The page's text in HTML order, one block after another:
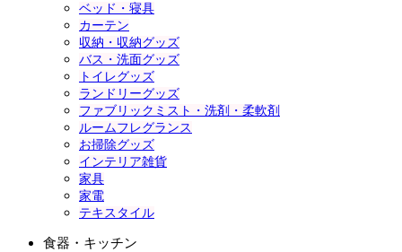
ベッド・寝具
カーテン
収納・収納グッズ
バス・洗面グッズ
トイレグッズ
ランドリーグッズ
ファブリックミスト・洗剤・柔軟剤
ルームフレグランス
お掃除グッズ
インテリア雑貨
家具
家電
テキスタイル
食器・キッチン